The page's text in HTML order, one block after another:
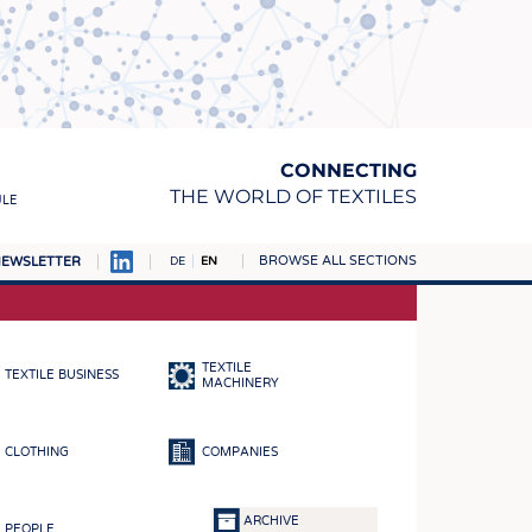
CONNECTING
THE WORLD OF TEXTILES
DE EN BROWSE ALL SECTIONS
TEXTILE BUSINESS
TEXTILE
MACHINERY
CLOTHING COMPANIES
PEOPLE
ARCHIVE